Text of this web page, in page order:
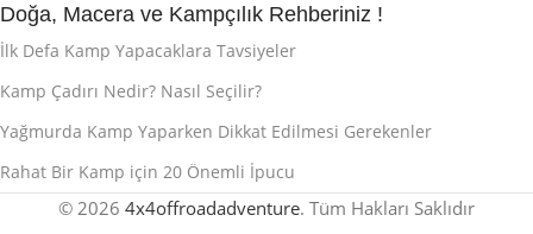
Doğa, Macera ve Kampçılık Rehberiniz !
İlk Defa Kamp Yapacaklara Tavsiyeler
Kamp Çadırı Nedir? Nasıl Seçilir?
Yağmurda Kamp Yaparken Dikkat Edilmesi Gerekenler
Rahat Bir Kamp için 20 Önemli İpucu
© 2026 4x4offroadadventure. Tüm Hakları Saklıdır